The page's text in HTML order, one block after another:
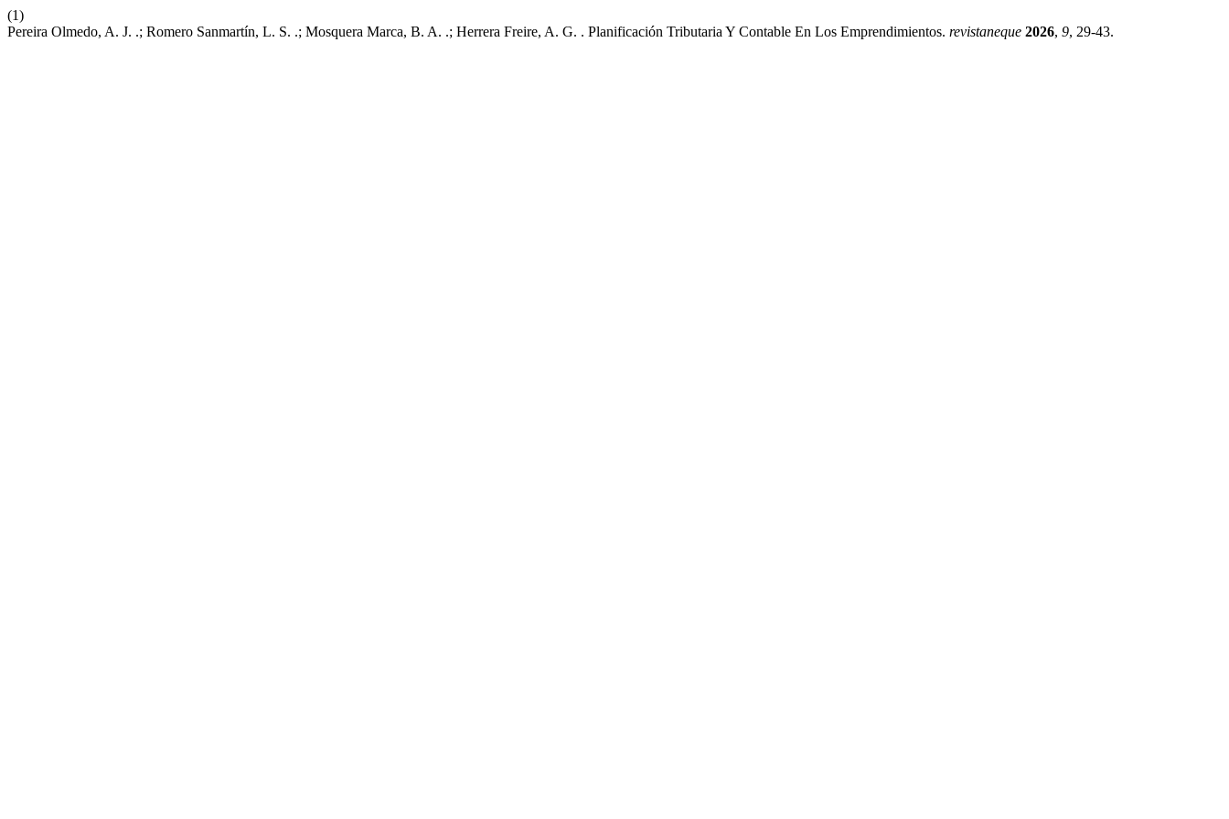
(1)
Pereira Olmedo, A. J. .; Romero Sanmartín, L. S. .; Mosquera Marca, B. A. .; Herrera Freire, A. G. . Planificación Tributaria Y Contable En Los Emprendimientos. revistaneque 2026, 9, 29-43.